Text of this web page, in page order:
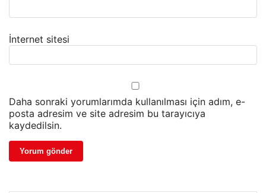
İnternet sitesi
Daha sonraki yorumlarımda kullanılması için adım, e-
posta adresim ve site adresim bu tarayıcıya
kaydedilsin.